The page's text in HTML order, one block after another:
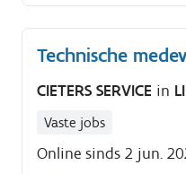
efficiëntie en
Technische
CIETERS SERVICE in
Vaste jobs
Online sinds 2 jun.